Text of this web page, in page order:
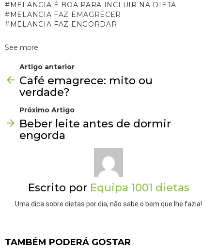
MELANCIA É BOA PARA INCLUIR NA DIETA
MELANCIA FAZ EMAGRECER
MELANCIA FAZ ENGORDAR
See more
Artigo anterior
Café emagrece: mito ou
verdade?
Próximo Artigo
Beber leite antes de dormir
engorda
Escrito por Equipa 1001 dietas
Uma dica sobre dietas por dia, não sabe o bem que lhe fazia!
TAMBÉM PODERÁ GOSTAR